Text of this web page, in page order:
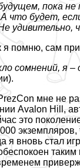
пока
что будет,
удивительно,
я помню, сам
сомнений, я
мне не
Avalon Hill,
это
я вновь стал